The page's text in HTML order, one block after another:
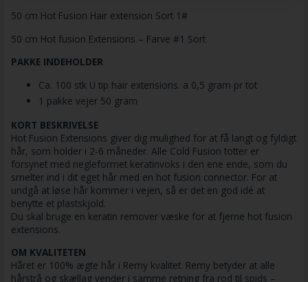
50 cm Hot Fusion Hair extension Sort 1#
50 cm Hot fusion Extensions – Farve #1 Sort
PAKKE INDEHOLDER
Ca. 100 stk U tip hair extensions. a 0,5 gram pr tot
1 pakke vejer 50 gram
KORT BESKRIVELSE
Hot Fusion Extensions giver dig mulighed for at få langt og fyldigt
hår, som holder i 2-6 måneder. Alle Cold Fusion totter er
forsynet med negleformet keratinvoks i den ene ende, som du
smelter ind i dit eget hår med en hot fusion connector. For at
undgå at løse hår kommer i vejen, så er det en god idé at
benytte et plastskjold.
Du skal bruge en keratin remover væske for at fjerne hot fusion
extensions.
OM KVALITETEN
Håret er 100% ægte hår i Remy kvalitet. Remy betyder at alle
hårstrå og skællag vender i samme retning fra rod til spids –